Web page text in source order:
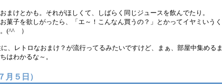
まけとかも。それがほしくて、しばらく同じジュースを飲んでたり。
菓子を欲しがったら、「エ～！こんなん買うの？」とかってイヤミいうく
(^^ゞ）
、レトロなおまけ？が流行ってるみたいですけど、まぁ、部屋中集めるま
はわかるな～。
月５日）